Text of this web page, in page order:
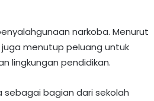
narkoba. Menurut
menutup peluang untuk
lingkungan pendidikan.
sebagai bagian dari sekolah